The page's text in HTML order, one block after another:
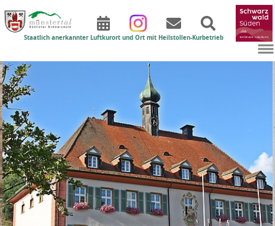
Staatlich anerkannter Luftkurort und Ort mit Heilstollen-Kurbetrieb